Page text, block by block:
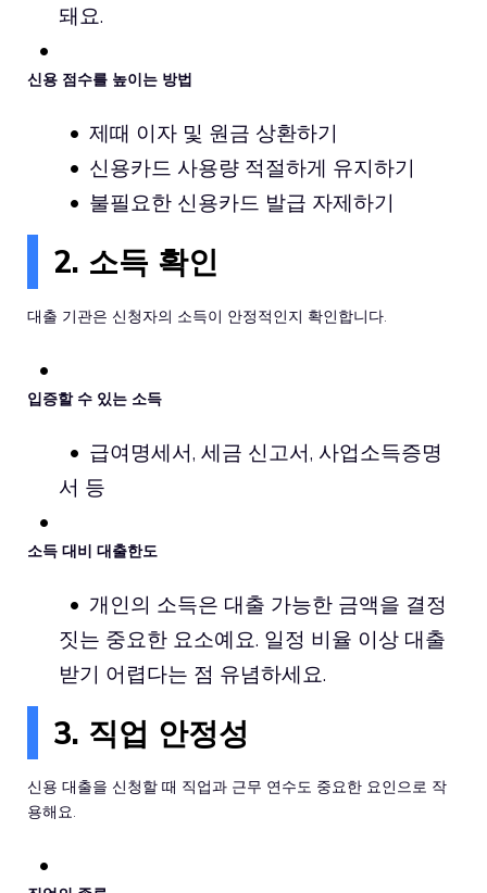
돼요.
신용 점수를 높이는 방법
제때 이자 및 원금 상환하기
신용카드 사용량 적절하게 유지하기
불필요한 신용카드 발급 자제하기
2. 소득 확인
대출 기관은 신청자의 소득이 안정적인지 확인합니다.
입증할 수 있는 소득
급여명세서, 세금 신고서, 사업소득증명
서 등
소득 대비 대출한도
개인의 소득은 대출 가능한 금액을 결정
짓는 중요한 요소예요. 일정 비율 이상 대출
받기 어렵다는 점 유념하세요.
3. 직업 안정성
신용 대출을 신청할 때 직업과 근무 연수도 중요한 요인으로 작
용해요.